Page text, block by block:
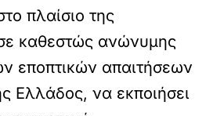
πλαίσιο της
καθεστώς ανώνυμης
εποπτικών απαιτήσεων
Ελλάδος, να εκποιήσει